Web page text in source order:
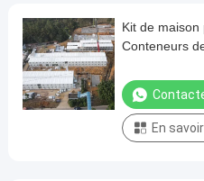
Play
Video
Kit
de
maison
préfabriquée
Kit de
Conteneurs
minier
En